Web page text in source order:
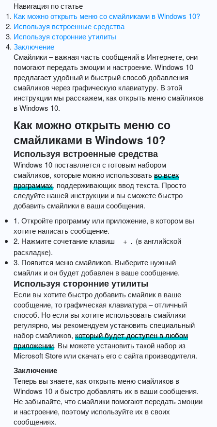
Навигация по статье
Как можно открыть меню со смайликами в Windows 10?
Используя встроенные средства
Используя сторонние утилиты
Заключение
Смайлики – важная часть сообщений в Интернете, они
помогают передать эмоции и настроение. Windows 10
предлагает удобный и быстрый способ добавления
смайликов через графическую клавиатуру. В этой
инструкции мы расскажем, как открыть меню смайликов
в Windows 10.
Как можно открыть меню со
смайликами в Windows 10?
Используя встроенные средства
Windows 10 поставляется с готовым набором
смайликов, которые можно использоватьво всех
программах, поддерживающих ввод текста. Просто
следуйте нашей инструкции и вы сможете быстро
добавить смайлики в ваши сообщения.
1. Откройте программу или приложение, в котором вы
хотите написать сообщение.
2. Нажмите сочетание клавиш
⁣⁣⁣ + . (в английской
раскладке)⁣⁣⁣.
3. Появится меню смайликов. Выберите нужный
смайлик и он будет добавлен в ваше сообщение.
Используя сторонние утилиты
Если вы хотите быстро добавить смайлик в ваше
сообщение, то графическая клавиатура – отличный
способ. Но если вы хотите использовать смайлики
регулярно, мы рекомендуем установить специальный
набор смайликов, который будет доступен в любом
приложении. Вы можете установить такой набор из
Microsoft Store или скачать его с сайта производителя.
Заключение
Теперь вы знаете, как открыть меню смайликов в
Windows 10 и быстро добавлять их в ваши сообщения.
Не забывайте, что смайлики помогают передать эмоции
и настроение, поэтому используйте их в своих
сообщениях.